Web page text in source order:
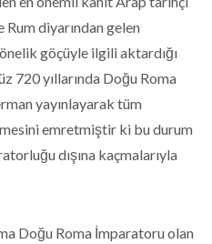
diyarından gelen
göçüyle ilgili aktardığı
720 yıllarında Doğu Roma
yayınlayarak tüm
emretmiştir ki bu durum
dışına kaçmalarıyla
Doğu Roma İmparatoru olan